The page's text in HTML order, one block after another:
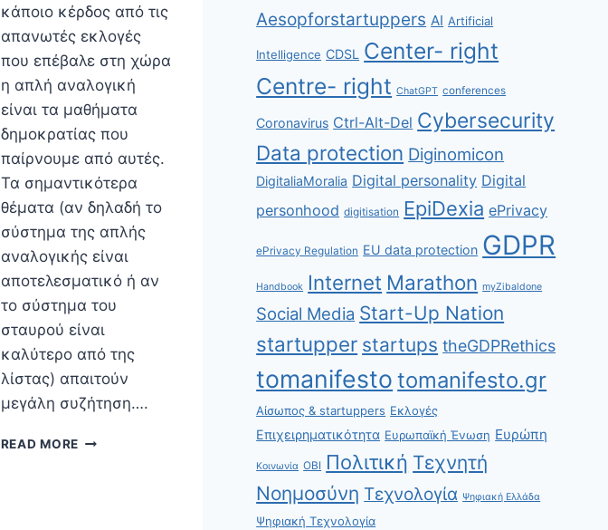
κάποιο κέρδος από τις
απανωτές εκλογές
που επέβαλε στη χώρα
η απλή αναλογική
είναι τα μαθήματα
δημοκρατίας που
παίρνουμε από αυτές.
Τα σημαντικότερα
θέματα (αν δηλαδή το
σύστημα της απλής
αναλογικής είναι
αποτελεσματικό ή αν
το σύστημα του
σταυρού είναι
καλύτερο από της
λίστας) απαιτούν
μεγάλη συζήτηση….
READ MOREΤΑ
Aesopforstartuppers AI Artificial
Intelligence CDSL
Center- right
Centre- right ChatGPT conferences
Coronavirus Ctrl-Alt-Del Cybersecurity
Data protection Diginomicon
DigitaliaMoralia Digital personality Digital
personhood digitisation EpiDexia ePrivacy
ePrivacy Regulation EU data protection GDPR
Handbook Internet Marathon myZibaldone
Social Media Start-Up Nation
startupper startups theGDPRethics
tomanifesto tomanifesto.gr
Αίσωπος & startuppers Εκλογές
Επιχειρηματικότητα Ευρωπαϊκή Ένωση Ευρώπη
Κοινωνία ΟΒΙ Πολιτική Τεχνητή
Νοημοσύνη Τεχνολογία Ψηφιακή Ελλάδα
Ψηφιακή Τεχνολογία